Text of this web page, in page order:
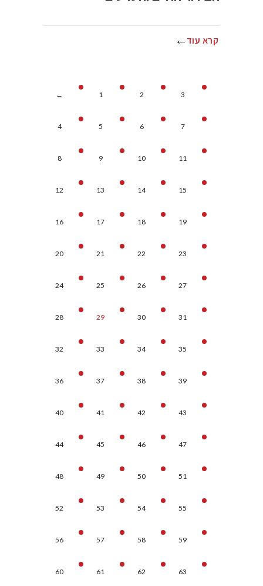
קרא עוד
← 1 2 3
4 5 6 7
8 9 10 11
12 13 14 15
16 17 18 19
20 21 22 23
24 25 26 27
28 29 30 31
32 33 34 35
36 37 38 39
40 41 42 43
44 45 46 47
48 49 50 51
52 53 54 55
56 57 58 59
60 61 62 63